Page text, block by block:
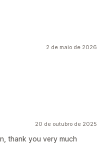
2 de maio de 2026
20 de outubro de 2025
thank you very much